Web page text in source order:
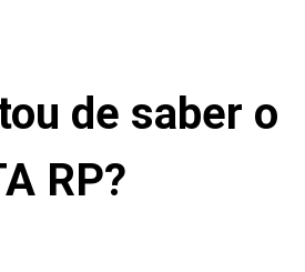
de saber o
RP?